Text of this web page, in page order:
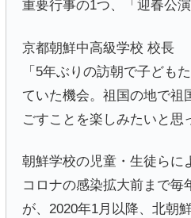
重要行事の1つ、「迎春公
京都朝鮮中高級学校 校長
「5年ぶりの訪朝で子ども
ていた機会。祖国の地で祖
ごすことを楽しみたいと思
朝鮮学校の児童・生徒らに
コロナの感染拡大前まで毎
が、2020年1月以降、北朝